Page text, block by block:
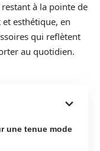
à la pointe de
et esthétique, en
qui reflètent
au quotidien.
une tenue mode